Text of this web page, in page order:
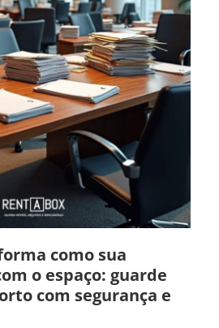
como sua
o espaço: guarde
com segurança e